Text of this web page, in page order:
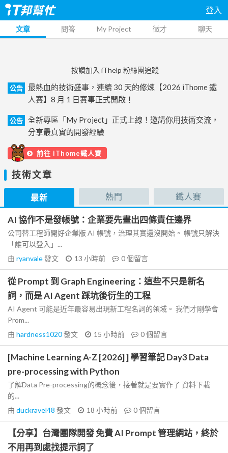
登入
文章 問答 My Project 徵才 聊天
按讚加入 iThelp 粉絲團追蹤
公告
最熱血的技術盛事，連續 30 天的修煉【2026 iThome 鐵
人賽】8 月 1 日賽事正式開啟！
公告
全新專區「My Project」正式上線！邀請你用技術交流，
分享最真實的開發經驗
前往 iThome鐵人賽
技術文章
最新 熱門 鐵人賽
AI 協作不是發帳號：企業要先畫出四條責任邊界
公司替工程師開好企業版 AI 帳號，治理其實還沒開始。 帳號只解決
「誰可以登入」...
由 ryanvale發文 13 小時前 0個留言
從 Prompt 到 Graph Engineering：這些不只是新名
詞，而是 AI Agent 踩坑後衍生的工程
AI Agent 可能是近年最容易出現新工程名詞的領域。 我們才剛學會
Prom...
由 hardness1020發文 15 小時前 0個留言
[Machine Learning A-Z [2026] ] 學習筆記 Day3 Data
pre-processing with Python
了解Data Pre-processing的概念後，接著就是要實作了 資料下載
的...
由 duckravel48 發文 18 小時前 0個留言
【分享】台灣團隊開發 免費 AI Prompt 管理網站，終於
不用再到處找提示詞了